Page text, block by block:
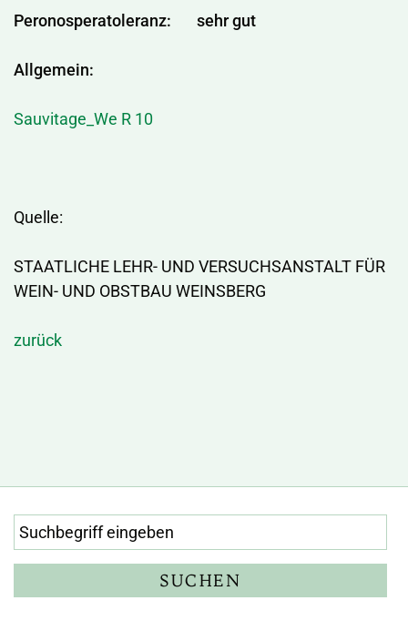
Peronosperatoleranz: sehr gut
Allgemein:
Sauvitage_We R 10
Quelle:
STAATLICHE LEHR- UND VERSUCHSANSTALT FÜR
WEIN- UND OBSTBAU WEINSBERG
zurück